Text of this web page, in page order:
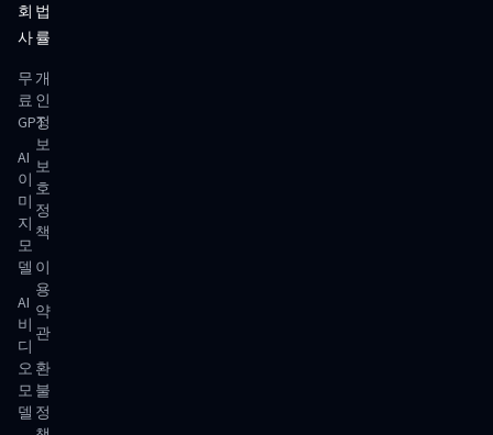
회
사
무
료
GPT
AI
이
미
지
모
델
AI
비
디
오
모
델
법
률
개
인
정
보
보
호
정
책
이
용
약
관
환
불
정